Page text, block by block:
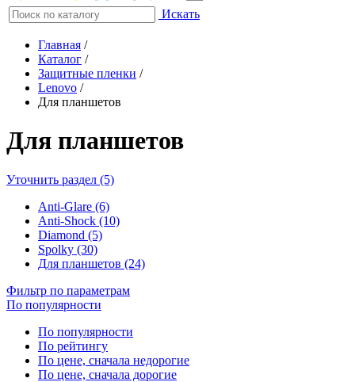
Искать
Главная /
Каталог /
Защитные пленки /
Lenovo /
Для планшетов
Для планшетов
Уточнить раздел (5)
Anti-Glare (6)
Anti-Shock (10)
Diamond (5)
Spolky (30)
Для планшетов (24)
Фильтр по параметрам
По популярности
По популярности
По рейтингу
По цене, сначала недорогие
По цене, сначала дорогие